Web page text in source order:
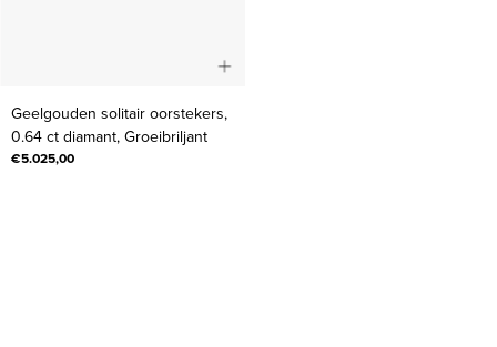
solitair
Geelgouden solitair oorstekers,
0.64 ct diamant, Groeibriljant
€5.025,00